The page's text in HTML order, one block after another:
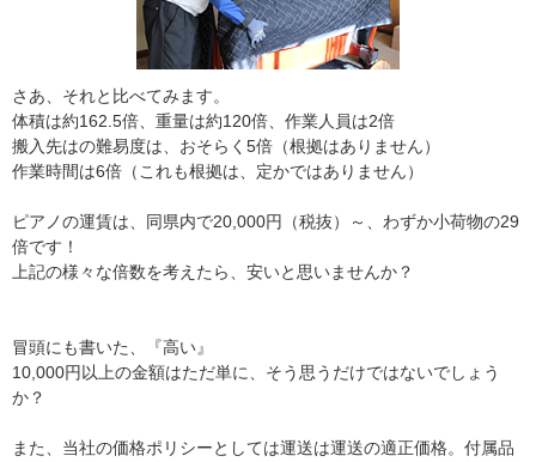
さあ、それと比べてみます。
体積は約162.5倍、重量は約120倍、作業人員は2倍
搬入先はの難易度は、おそらく5倍（根拠はありません）
作業時間は6倍（これも根拠は、定かではありません）
ピアノの運賃は、同県内で20,000円（税抜）～、わずか小荷物の29
倍です！
上記の様々な倍数を考えたら、安いと思いませんか？
冒頭にも書いた、『高い』
10,000円以上の金額はただ単に、そう思うだけではないでしょう
か？
また、当社の価格ポリシーとしては運送は運送の適正価格。付属品